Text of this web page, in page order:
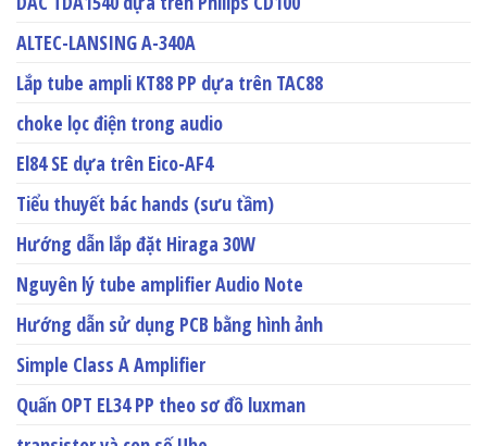
ALTEC-LANSING A-340A
Lắp tube ampli KT88 PP dựa trên TAC88
choke lọc điện trong audio
El84 SE dựa trên Eico-AF4
Tiểu thuyết bác hands (sưu tầm)
Hướng dẫn lắp đặt Hiraga 30W
Nguyên lý tube amplifier Audio Note
Hướng dẫn sử dụng PCB bằng hình ảnh
Simple Class A Amplifier
Quấn OPT EL34 PP theo sơ đồ luxman